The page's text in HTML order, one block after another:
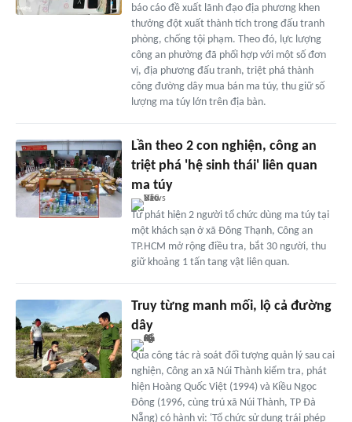
báo cáo đề xuất lãnh đạo địa phương khen
thưởng đột xuất thành tích trong đấu tranh
phòng, chống tội phạm. Theo đó, lực lượng
công an phường đã phối hợp với một số đơn
vị, địa phương đấu tranh, triệt phá thành
công đường dây mua bán ma túy, thu giữ số
lượng ma túy lớn trên địa bàn.
Lần theo 2 con nghiện, công an
triệt phá 'hệ sinh thái' liên quan
ma túy
Từ phát hiện 2 người tổ chức dùng ma túy tại
một khách sạn ở xã Đông Thạnh, Công an
TP.HCM mở rộng điều tra, bắt 30 người, thu
giữ khoảng 1 tấn tang vật liên quan.
Truy từng manh mối, lộ cả đường
dây
Qua công tác rà soát đối tượng quản lý sau cai
nghiện, Công an xã Núi Thành kiểm tra, phát
hiện Hoàng Quốc Việt (1994) và Kiều Ngọc
Đông (1996, cùng trú xã Núi Thành, TP Đà
Nẵng) có hành vi: 'Tổ chức sử dụng trái phép